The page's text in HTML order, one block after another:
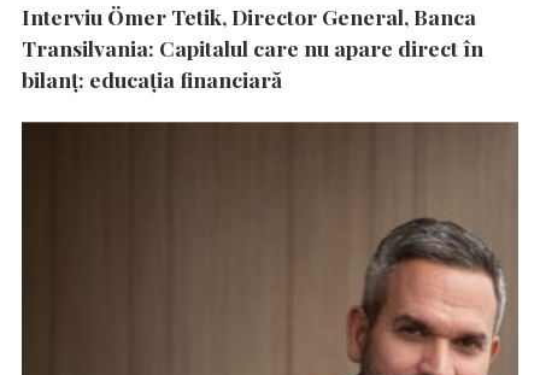
Interviu Ömer Tetik, Director General, Banca
Transilvania: Capitalul care nu apare direct în
bilanț: educația financiară